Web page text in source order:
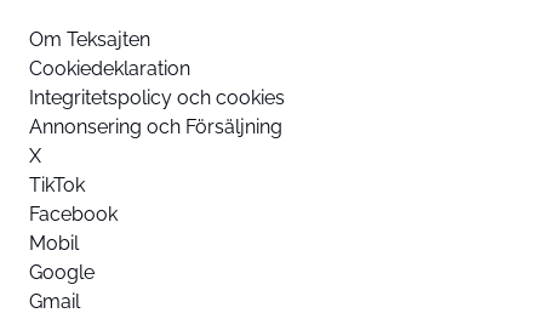
Om Teksajten
Cookiedeklaration
Integritetspolicy och cookies
Annonsering och Försäljning
X
TikTok
Facebook
Mobil
Google
Gmail